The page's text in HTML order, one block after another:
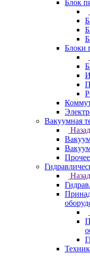
Блок
Блоки
Вакуумная
Назад
Прочее
Назад